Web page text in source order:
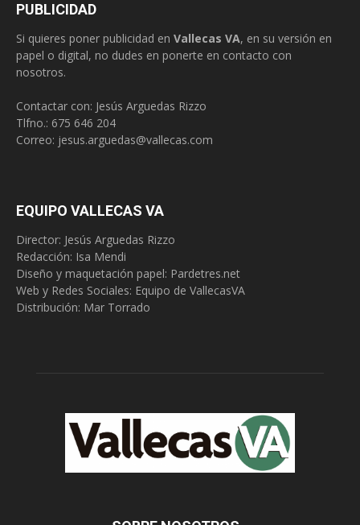
PUBLICIDAD
Si quieres poner publicidad en Vallecas VA, en su versión en
papel o digital, no dudes en ponerte en contacto con
nosotros.
Contactar con: Jesús Arguedas Rizzo
Tlfno.: 675 646 204
Correo: jesus.arguedas@vallecas.com
EQUIPO VALLECAS VA
Director: Jesús Arguedas Rizzo
Redacción: Isa Mendi
Diseño y maquetación papel: Pardetres.net
Web y Redes Sociales: Equipo de VallecasVA
Distribución: Mar Torrado